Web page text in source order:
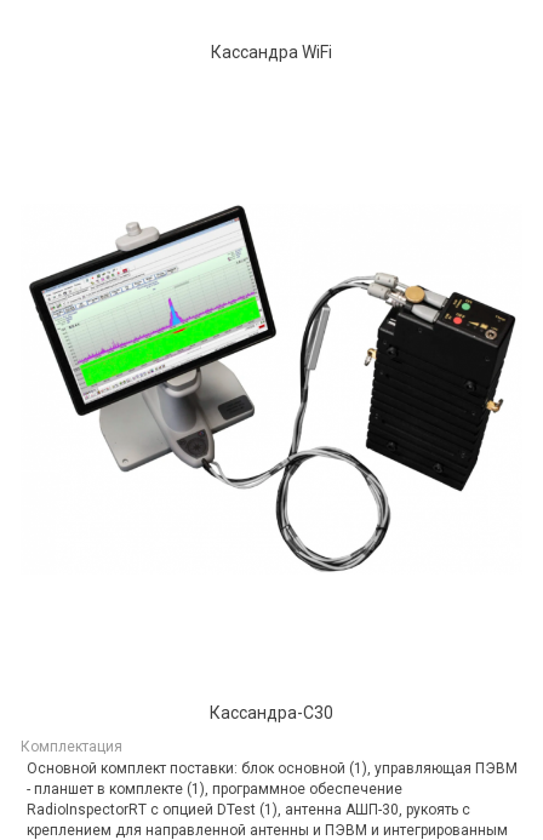
Кассандра WiFi
Кассандра-С30
Комплектация
Основной комплект поставки: блок основной (1), управляющая ПЭВМ
- планшет в комплекте (1), программное обеспечение
RadioInspectorRT с опцией DTest (1), антенна АШП-30, рукоять с
креплением для направленной антенны и ПЭВМ и интегрированным